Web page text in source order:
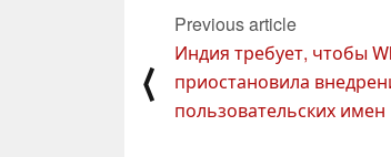
⟨
Previous article
Индия требует, чтобы
приостановила
пользовательских имен